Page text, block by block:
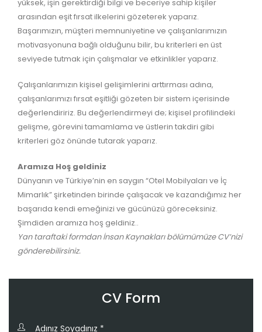
yüksek, işin gerektirdiği bilgi ve beceriye sahip kişiler
arasından eşit fırsat ilkelerini gözeterek yaparız.
Başarımızın, müşteri memnuniyetine ve çalışanlarımızın
motivasyonuna bağlı olduğunu bilir, bu kriterleri en üst
seviyede tutmak için çalışmalar ve etkinlikler yaparız.
Çalışanlarımızın kişisel gelişimlerini arttırması adına,
çalışanlarımızı fırsat eşitliği gözeten bir sistem içerisinde
değerlendiririz. Bu değerlendirmeyi de; kişisel profilindeki
gelişme, görevini tamamlama ve üstlerin takdiri gibi
kriterleri göz önünde tutarak yaparız.
Aramıza Hoş geldiniz
Dünyanın ve Türkiye’nin en saygın “Otel Mobilyaları ve İç
Mimarlık” şirketinden birinde çalışacak ve kazandığımız her
başarıda kendi emeğinizi ve gücünüzü göreceksiniz.
Şimdiden aramıza hoş geldiniz..
Yan taraftaki formdan İnsan Kaynakları bölümümüze CV’nizi
gönderebilirsiniz.
CV Form